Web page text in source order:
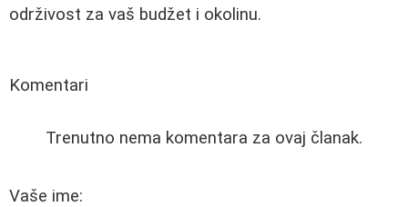
održivost za vaš budžet i okolinu.
Komentari
Trenutno nema komentara za ovaj članak.
Vaše ime: